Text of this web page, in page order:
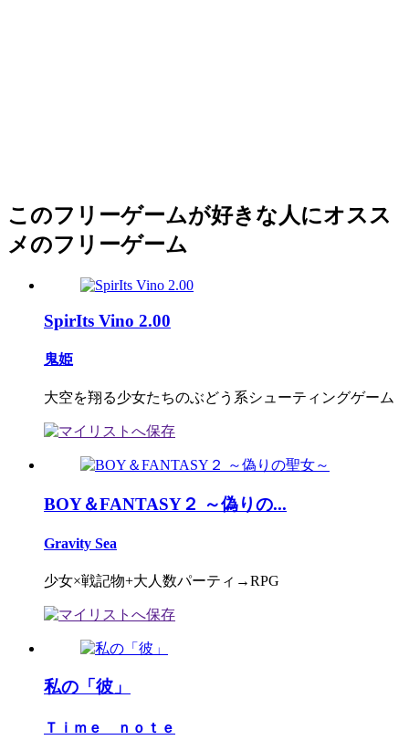
このフリーゲームが好きな人にオスス
メのフリーゲーム
SpirIts Vino 2.00
鬼姫
大空を翔る少女たちのぶどう系シューティングゲーム
BOY＆FANTASY２ ～偽りの...
Gravity Sea
少女×戦記物+大人数パーティ→RPG
私の「彼」
Ｔｉｍｅ ｎｏｔｅ